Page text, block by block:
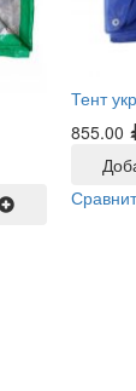
Тент
855.00